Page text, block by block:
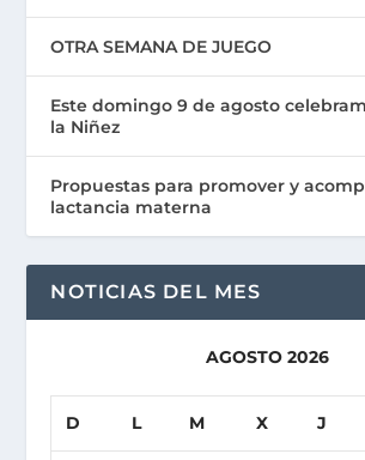
OTRA SEMANA DE JUEGO
Este domingo 9 de agosto
la Niñez
Propuestas para promover y
lactancia materna
NOTICIAS DEL MES
AGOSTO 2026
D L M X J